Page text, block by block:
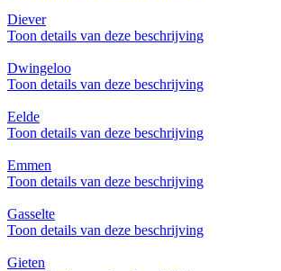
Diever
Toon details van deze beschrijving
Dwingeloo
Toon details van deze beschrijving
Eelde
Toon details van deze beschrijving
Emmen
Toon details van deze beschrijving
Gasselte
Toon details van deze beschrijving
Gieten